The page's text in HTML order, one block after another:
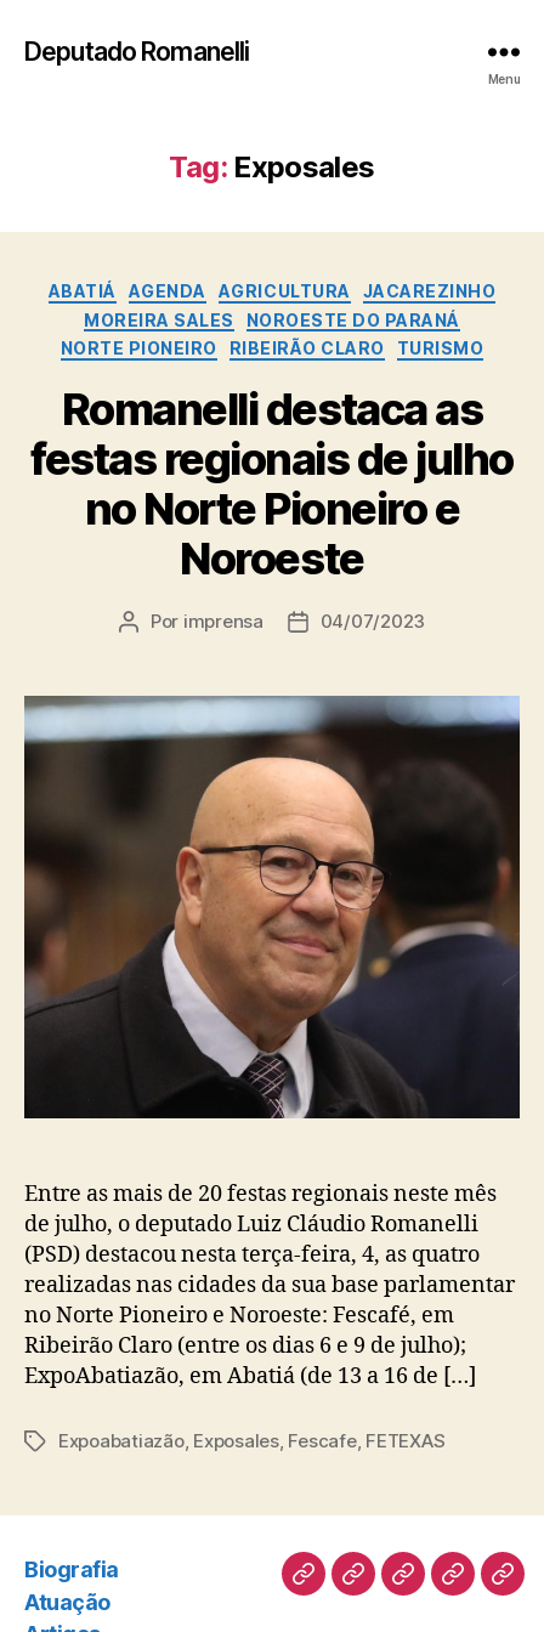
Deputado Romanelli
Menu
Tag: Exposales
Categorias
ABATIÁ AGENDA AGRICULTURA
JACAREZINHO
MOREIRA SALES
NOROESTE DO PARANÁ
NORTE PIONEIRO
RIBEIRÃO CLARO TURISMO
Romanelli destaca as
festas regionais de julho
no Norte Pioneiro e
Noroeste
Autor
Por imprensa
Data04/07/2023
Entre as mais de 20 festas regionais neste mês
de julho, o deputado Luiz Cláudio Romanelli
(PSD) destacou nesta terça-feira, 4, as quatro
realizadas nas cidades da sua base parlamentar
no Norte Pioneiro e Noroeste: Fescafé, em
Ribeirão Claro (entre os dias 6 e 9 de julho);
ExpoAbatiazão, em Abatiá (de 13 a 16 de […]
TagsExpoabatiazão, Exposales, Fescafe, FETEXAS
Biografia
Atuação
BiografiaAtuaçãoArtigosNorte